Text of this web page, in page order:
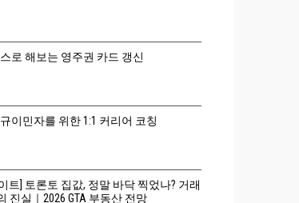
로 해보는 영주권 카드 갱신
이민자를 위한 1:1 커리어 코칭
트] 토론토 집값, 정말 바닥 찍었나? 거래
진실｜2026 GTA 부동산 전망